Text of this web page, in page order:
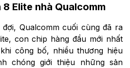
Elite nhà Qualcomm
Qualcomm cuối cùng đã ra
con chip hàng đầu mới nhất
công bố, nhiều thương hiệu
chóng giới thiệu những sản